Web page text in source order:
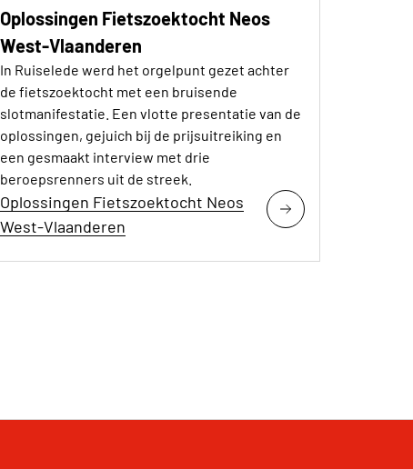
Oplossingen Fietszoektocht Neos
West-Vlaanderen
In Ruiselede werd het orgelpunt gezet achter
de fietszoektocht met een bruisende
slotmanifestatie. Een vlotte presentatie van de
oplossingen, gejuich bij de prijsuitreiking en
een gesmaakt interview met drie
beroepsrenners uit de streek.
Oplossingen Fietszoektocht Neos
West-Vlaanderen